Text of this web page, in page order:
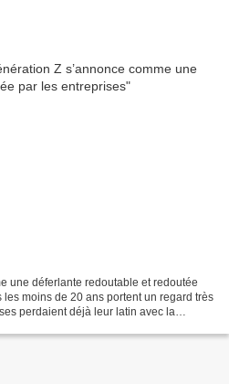
une déferlante redoutable et redoutée
moins de 20 ans portent un regard très
perdaient déjà leur latin avec la